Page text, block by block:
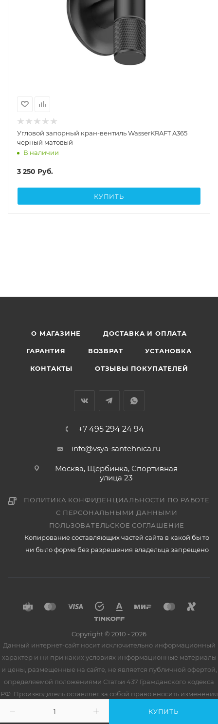
КУПИТЬ
Угловой запорный кран-вентиль WasserKRAFT A365
черный матовый
В наличии
3 250 Руб.
КУПИТЬ
О МАГАЗИНЕ ДОСТАВКА И ОПЛАТА
ГАРАНТИЯ ВОЗВРАТ УСТАНОВКА
КОНТАКТЫ ОТЗЫВЫ ПОКУПАТЕЛЕЙ
+7 495 294 24 94
info@vsya-santehnica.ru
Москва, Щербинка, Спортивная
улица 23
ПОЛИТИКА КОНФИДЕНЦИАЛЬНОСТИ ПО РАБОТЕ
С ПЕРСОНАЛЬНЫМИ ДАННЫМИ
ПОЛЬЗОВАТЕЛЬСКОЕ СОГЛАШЕНИЕ
Копирование составляющих частей сайта в какой бы то
ни было форме без разрешения владельца запрещено
Copyright © 2010 - 2026
Данный интернет-сайт носит исключительно информационный
характер и ни при каких условиях информационные материалы
и цены, размещенные на сайте, не является публичной офертой,
определяемой положениями Статьи 437 Гражданского кодекса
РФ. Производитель оставляет за собой право вносить изменения